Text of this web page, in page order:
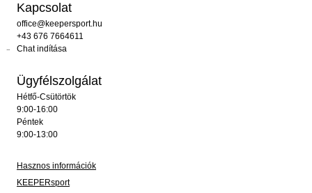
Kapcsolat
office@keepersport.hu
+43 676 7664611
Chat indítása
Ügyfélszolgálat
Hétfő-Csütörtök
9:00-16:00
Péntek
9:00-13:00
Hasznos információk
KEEPERsport